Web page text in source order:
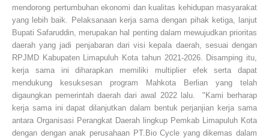
mendorong pertumbuhan ekonomi dan kualitas kehidupan masyarakat
yang lebih baik. Pelaksanaan kerja sama dengan pihak ketiga, lanjut
Bupati Safaruddin, merupakan hal penting dalam mewujudkan prioritas
daerah yang jadi penjabaran dari visi kepala daerah, sesuai dengan
RPJMD Kabupaten Limapuluh Kota tahun 2021-2026. Disamping itu,
kerja sama ini diharapkan memiliki multiplier efek serta dapat
mendukung kesuksesan program Mahkota Berlian yang telah
digaungkan pemerintah daerah dari awal 2022 lalu. "Kami berharap
kerja sama ini dapat dilanjutkan dalam bentuk perjanjian kerja sama
antara Organisasi Perangkat Daerah lingkup Pemkab Limapuluh Kota
dengan dengan anak perusahaan PT.Bio Cycle yang dikemas dalam